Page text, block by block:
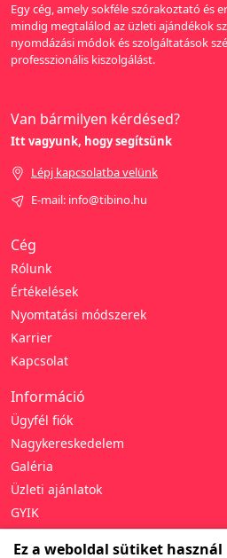
Egy cég, amely sokféle szórakoztató és
mindig megtalálod az üzleti ajándékok
nyomdázási módok és szolgáltatások
professzionális kiszolgálást.
Cég
Rólunk
Értékelések
Nyomtatási módszerek
Karrier
Kapcsolat
Információ
Ügyfél fiók
Nagykereskedelem
Galéria
Üzleti ajánlatok
GYIK
Támogatás
Van bármilyen kérdésed?
Itt vagyunk, hogy segítsünk
Lépj kapcsolatba velünk
E-mail: info@tibino.hu
Ez a weboldal sütiket használ